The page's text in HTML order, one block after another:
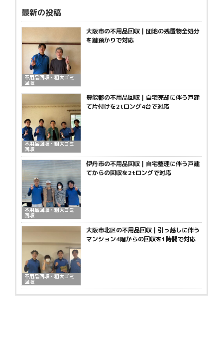
最新の投稿
不用品回収・粗大ゴミ
回収
大阪市の不用品回収｜団地の残置物全処分
を鍵預かりで対応
不用品回収・粗大ゴミ
回収
豊能郡の不用品回収｜自宅売却に伴う戸建
て片付けを2tロング4台で対応
不用品回収・粗大ゴミ
回収
伊丹市の不用品回収｜自宅整理に伴う戸建
てからの回収を2tロングで対応
不用品回収・粗大ゴミ
回収
大阪市北区の不用品回収｜引っ越しに伴う
マンション4階からの回収を1時間で対応